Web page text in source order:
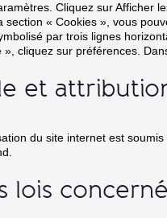
Cliquez sur Afficher
section « Cookies », vous
par trois lignes
cliquez sur préférences.
et
du site internet est
lois